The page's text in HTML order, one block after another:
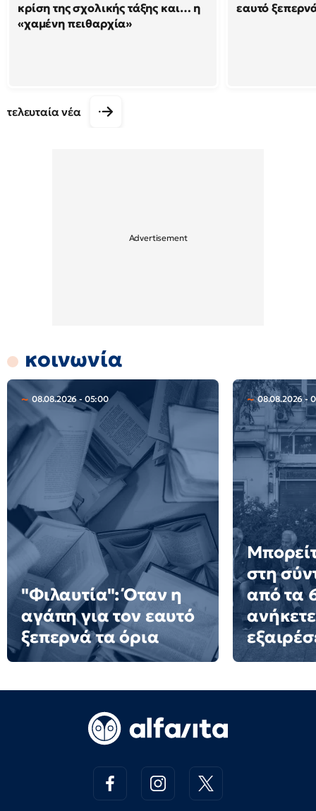
κρίση της σχολικής τάξης και… η
«χαμένη πειθαρχία»
εαυτό
τελευταία νέα
κοινωνία
08.08.2026 - 05:00
"Φιλαυτία": Όταν η
αγάπη για τον εαυτό
ξεπερνά τα όρια
08.08.2026 -
στη
από τα